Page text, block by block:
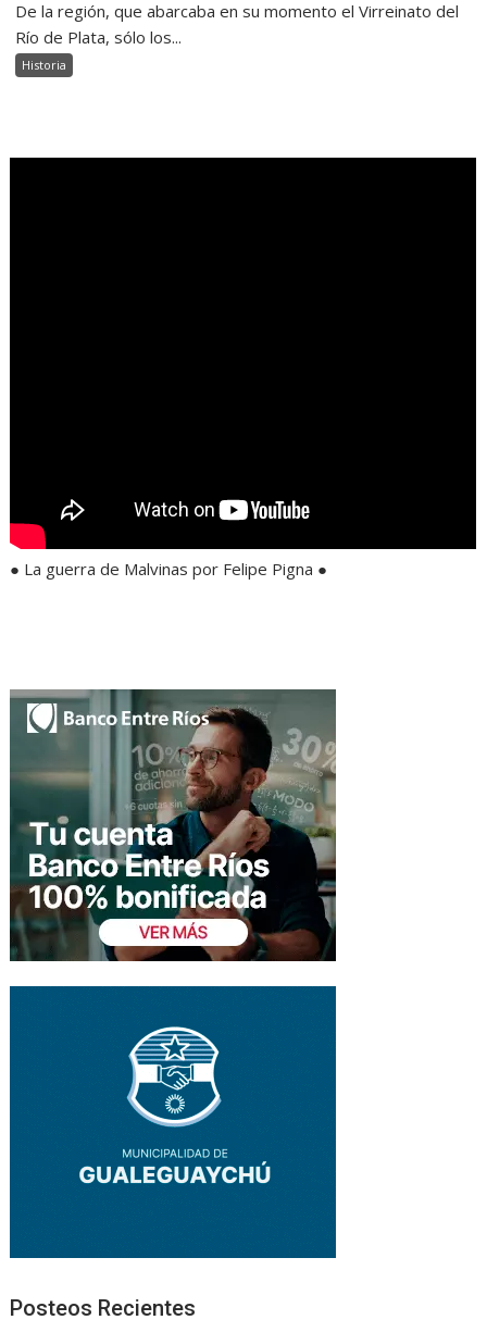
De la región, que abarcaba en su momento el Virreinato del
Río de Plata, sólo los...
Historia
● La guerra de Malvinas por Felipe Pigna ●
Posteos Recientes